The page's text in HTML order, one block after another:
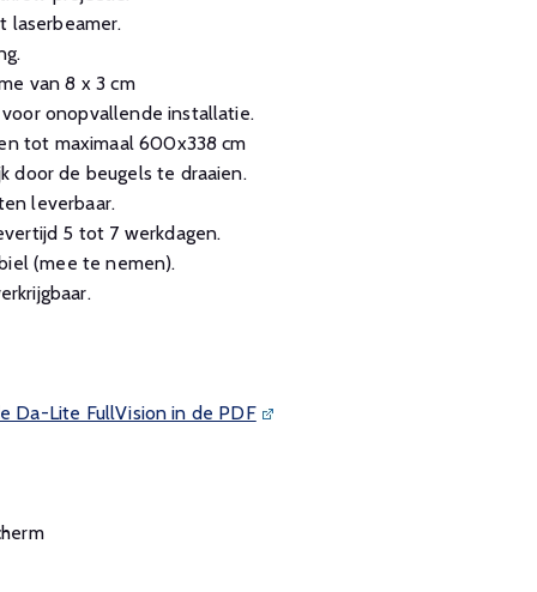
laserbeamer.
van 8 x 3 cm
onopvallende installatie.
tot maximaal 600x338 cm
door de beugels te draaien.
leverbaar.
5 tot 7 werkdagen.
(mee te nemen).
Da-Lite FullVision in de PDF